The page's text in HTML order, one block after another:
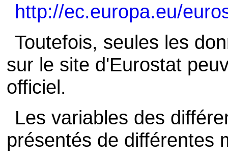
http://ec.europa.eu/
Toutefois, seules les
sur le site d'Eurostat
officiel.
Les variables des
présentés de différentes